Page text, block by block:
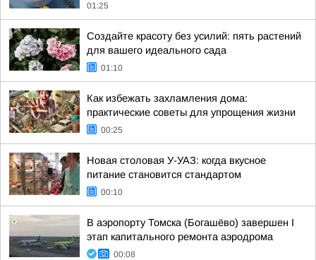
01:25
Создайте красоту без усилий: пять растений
для вашего идеального сада
01:10
Как избежать захламления дома:
практические советы для упрощения жизни
00:25
Новая столовая У-УАЗ: когда вкусное
питание становится стандартом
00:10
В аэропорту Томска (Богашёво) завершен I
этап капитального ремонта аэродрома
00:08